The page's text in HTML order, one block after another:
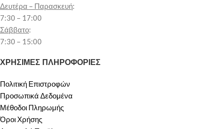
Δευτέρα – Παρασκευή:
7:30 – 17:00
Σάββατο:
7:30 – 15:00
ΧΡΗΣΙΜΕΣ ΠΛΗΡΟΦΟΡΙΕΣ
Πολιτική Επιστροφών
Προσωπικά Δεδομένα
Μέθοδοι Πληρωμής
Όροι Χρήσης